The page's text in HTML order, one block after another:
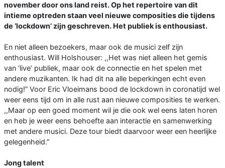
november door ons land reist. Op het repertoire van dit
intieme optreden staan veel nieuwe composities die tijdens
de ‘lockdown’ zijn geschreven. Het publiek is enthousiast.
En niet alleen bezoekers, maar ook de musici zelf zijn
enthousiast. Will Holshouser: ,,Het was niet alleen het gemis
van ‘live’ publiek, maar ook de connectie en het spelen met
andere muzikanten. Ik had dit na alle beperkingen echt even
nodig!” Voor Eric Vloeimans bood de lockdown in coronatijd wel
weer eens tijd om in alle rust aan nieuwe composities te werken.
,,Maar op een goed moment wil je die ook wel eens laten horen
en heb je weer eens behoefte aan interactie en samenwerking
met andere musici. Deze tour biedt daarvoor weer een heerlijke
gelegenheid.”
Jong talent